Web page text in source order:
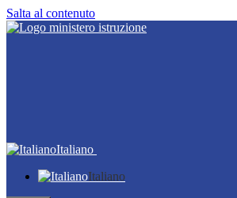
Salta al contenuto
Italiano
Italiano